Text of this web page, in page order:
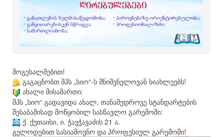
მოგესალმებით!
გაგაცნობთ შპს „სიო“-ს მნიშვნელოვან სიახლეებს!
ახალი მისამართი:
შპს „სიო“ გადავიდა ახალ, თანამედროვე სტანდარტების
შესაბამისად მოწყობილ სასწავლო გარემოში:
ქ. ქუთაისი, ი. ჭავჭავაძის 21 ა.
გელოდებით სასიამოვნო და პროფესიულ გარემოში!